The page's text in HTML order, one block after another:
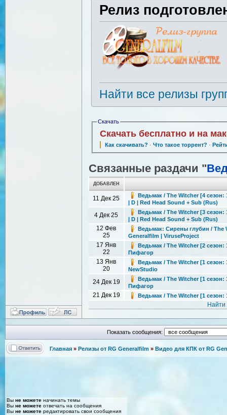
Релиз
Найти все релизы
Скачать
Скачать бесплатно и на
Как скачивать? · Что такое торрент? ·
Связанные раздачи "
ДОБАВЛЕН
11 Дек 25
Ведьмак / The Witcher [4 сезон:
| D | Red Head Sound + Sub (Rus)
4 Дек 25
Ведьмак / The Witcher [3 сезон:
| D | Red Head Sound + Sub (Rus)
12 Фев
25
Ведьмак: Сирены глубин / The
Generalfilm | ViruseProject
17 Янв
22
Ведьмак / The Witcher [2 сезон:
Пифагор
13 Янв
20
Ведьмак / The Witcher [1 сезон:
NewStudio
24 Дек 19
Ведьмак / The Witcher [1 сезон:
Пифагор
21 Дек 19 Ведьмак / The Witcher [1
Найти
Показать сообщения:
Главная » Релизы от RG Generalfilm » Видео для КПК от RG
Вы не можете начинать темы
Вы не можете отвечать на сообщения
Вы не можете редактировать свои сообщения